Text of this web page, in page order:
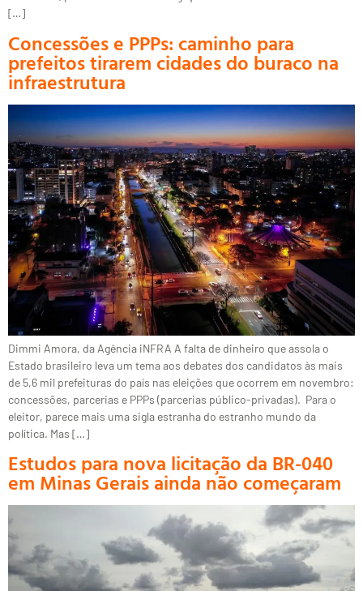
[…]
Concessões e PPPs: caminho para
prefeitos tirarem cidades do buraco na
infraestrutura
Dimmi Amora, da Agência iNFRA A falta de dinheiro que assola o
Estado brasileiro leva um tema aos debates dos candidatos às mais
de 5,6 mil prefeituras do país nas eleições que ocorrem em novembro:
concessões, parcerias e PPPs (parcerias público-privadas). Para o
eleitor, parece mais uma sigla estranha do estranho mundo da
política. Mas […]
Estudos para nova licitação da BR-040
em Minas Gerais ainda não começaram